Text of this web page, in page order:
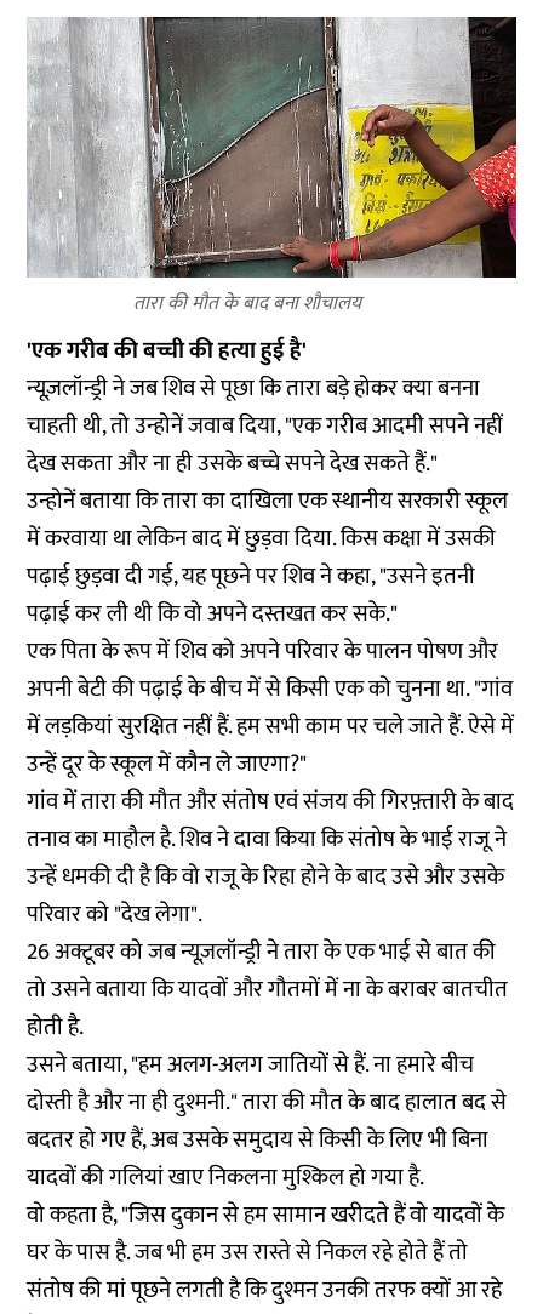
तारा की मौत के बाद बना शौचालय
'एक गरीब की बच्ची की हत्या हुई है'
न्यूज़लॉन्ड्री ने जब शिव से पूछा कि तारा बड़े होकर क्या बनना
चाहती थी, तो उन्होनें जवाब दिया, "एक गरीब आदमी सपने नहीं
देख सकता और ना ही उसके बच्चे सपने देख सकते हैं."
उन्होनें बताया कि तारा का दाखिला एक स्थानीय सरकारी स्कूल
में करवाया था लेकिन बाद में छुड़वा दिया. किस कक्षा में उसकी
पढ़ाई छुड़वा दी गई, यह पूछने पर शिव ने कहा, "उसने इतनी
पढ़ाई कर ली थी कि वो अपने दस्तखत कर सके."
एक पिता के रूप में शिव को अपने परिवार के पालन पोषण और
अपनी बेटी की पढ़ाई के बीच में से किसी एक को चुनना था. "गांव
में लड़कियां सुरक्षित नहीं हैं. हम सभी काम पर चले जाते हैं. ऐसे में
उन्हें दूर के स्कूल में कौन ले जाएगा?"
गांव में तारा की मौत और संतोष एवं संजय की गिरफ़्तारी के बाद
तनाव का माहौल है. शिव ने दावा किया कि संतोष के भाई राजू ने
उन्हें धमकी दी है कि वो राजू के रिहा होने के बाद उसे और उसके
परिवार को "देख लेगा".
26 अक्टूबर को जब न्यूज़लॉन्ड्री ने तारा के एक भाई से बात की
तो उसने बताया कि यादवों और गौतमों में ना के बराबर बातचीत
होती है.
उसने बताया, "हम अलग-अलग जातियों से हैं. ना हमारे बीच
दोस्ती है और ना ही दुश्मनी." तारा की मौत के बाद हालात बद से
बदतर हो गए हैं, अब उसके समुदाय से किसी के लिए भी बिना
यादवों की गलियां खाए निकलना मुश्किल हो गया है.
वो कहता है, "जिस दुकान से हम सामान खरीदते हैं वो यादवों के
घर के पास है. जब भी हम उस रास्ते से निकल रहे होते हैं तो
संतोष की मां पूछने लगती है कि दुश्मन उनकी तरफ क्यों आ रहे